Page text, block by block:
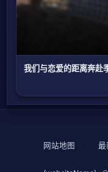
我们与恋爱的距离奔赴
网站地图 最